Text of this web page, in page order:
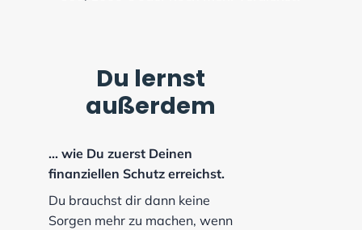
Du lernst
außerdem
... wie Du zuerst Deinen
finanziellen Schutz erreichst.
Du brauchst dir dann keine
Sorgen mehr zu machen, wenn